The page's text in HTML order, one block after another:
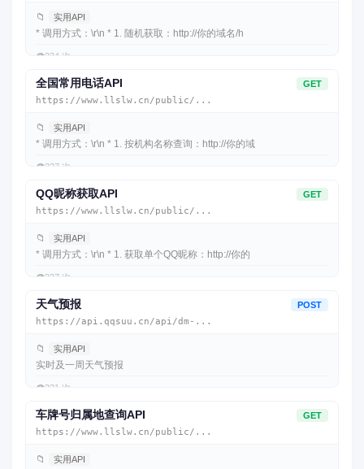
📁 实用API
* 调用方式：\r\n * 1. 随机获取：http://你的域名/h
👁️234 次
全国常用电话API GET
https://www.llslw.cn/public/...
📁 实用API
* 调用方式：\r\n * 1. 按机构名称查询：http://你的域
👁️227 次
QQ昵称获取API GET
https://www.llslw.cn/public/...
📁 实用API
* 调用方式：\r\n * 1. 获取单个QQ昵称：http://你的
👁️227 次
天气预报 POST
https://api.qqsuu.cn/api/dm-...
📁 实用API
实时及一周天气预报
👁️221 次
车牌号归属地查询API GET
https://www.llslw.cn/public/...
📁 实用API